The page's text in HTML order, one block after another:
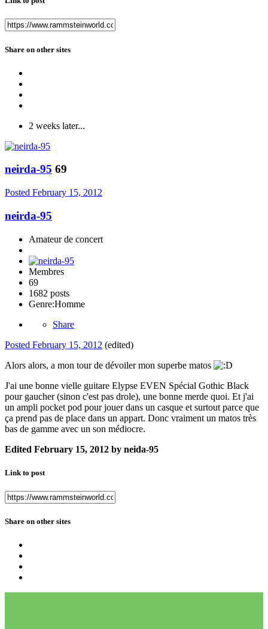
Share on other sites
2 weeks later...
neirda-95 69
Posted February 15, 2012
neirda-95
Amateur de concert
Membres
69
1682 posts
Genre:Homme
Share
Posted February 15, 2012 (edited)
Alors alors, a mon tour de dévoiler mon superbe matos
J'ai une bonne vielle guitare Elypse EVEN Spécial Gothic Black
pour gaucher (sinon c'est pas drole), une bonne merde quoi. Et j'ai
un ampli pocket pod pour jouer dans un casque et surtout parce que
ça prend pas de place dans un appart. Donc vraiment un matos très
bas de gamme avec un son médiocre.
Edited February 15, 2012 by neida-95
Link to post
Share on other sites